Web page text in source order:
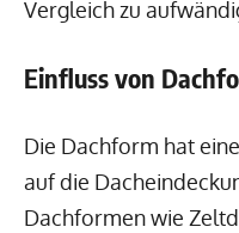
Vergleich zu
Einfluss von
Die Dachform hat
auf die
Dachformen wie